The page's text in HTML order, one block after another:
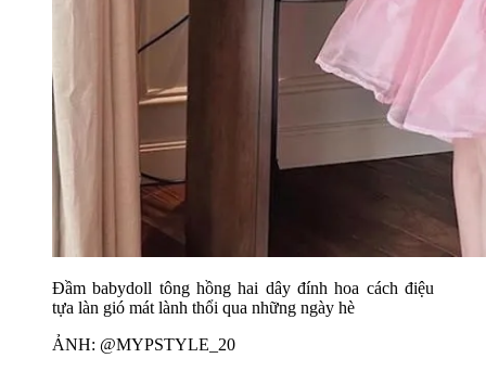
Đầm babydoll tông hồng hai dây đính hoa cách điệu
tựa làn gió mát lành thổi qua những ngày hè
ẢNH: @MYPSTYLE_20